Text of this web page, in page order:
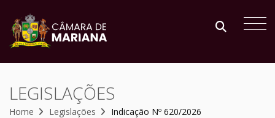
LEGISLAÇÕES
Home Legislações Indicação Nº 620/2026